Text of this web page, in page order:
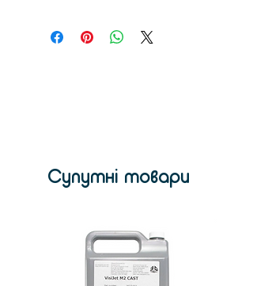
пассивного самоочищения
уменьшает усилие отрыва
Супутні товари